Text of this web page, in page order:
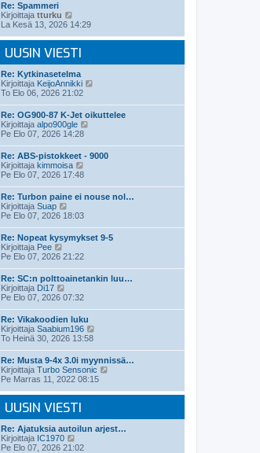
Re: Spammeri
Kirjoittaja tturku
ä
t
ä
u
s
i
n
v
i
e
s
t
i
La Kesä 13, 2026 14:29
UUSIN VIESTI
Re: Kytkinasetelma
Kirjoittaja KeijoAnnikki
t
ä
s
i
i
e
To Elo 06, 2026 21:02
Re: OG900-87 K-Jet oikuttelee
Kirjoittaja alpo900gle
t
ä
s
i
i
e
Pe Elo 07, 2026 14:28
Re: ABS-pistokkeet - 9000
Kirjoittaja kimmoisa
ä
s
i
i
e
Pe Elo 07, 2026 17:48
Re: Turbon paine ei nouse nol…
Kirjoittaja Suap
ä
ä
u
u
s
i
v
i
e
s
t
Pe Elo 07, 2026 18:03
Re: Nopeat kysymykset 9-5
Kirjoittaja Pee
ä
ä
u
u
s
i
n
v
i
e
s
t
Pe Elo 07, 2026 21:22
Re: SC:n polttoainetankin luu…
Kirjoittaja Di17
ä
ä
u
u
s
i
n
v
i
s
t
i
Pe Elo 07, 2026 07:32
Re: Vikakoodien luku
Kirjoittaja Saabium196
ä
u
u
s
v
i
To Heinä 30, 2026 13:58
Re: Musta 9-4x 3.0i myynnissä…
Kirjoittaja Turbo Sensonic
t
u
s
Pe Marras 11, 2022 08:15
UUSIN VIESTI
Re: Ajatuksia autoilun arjest…
Kirjoittaja IC1970
ä
Pe Elo 07, 2026 21:02